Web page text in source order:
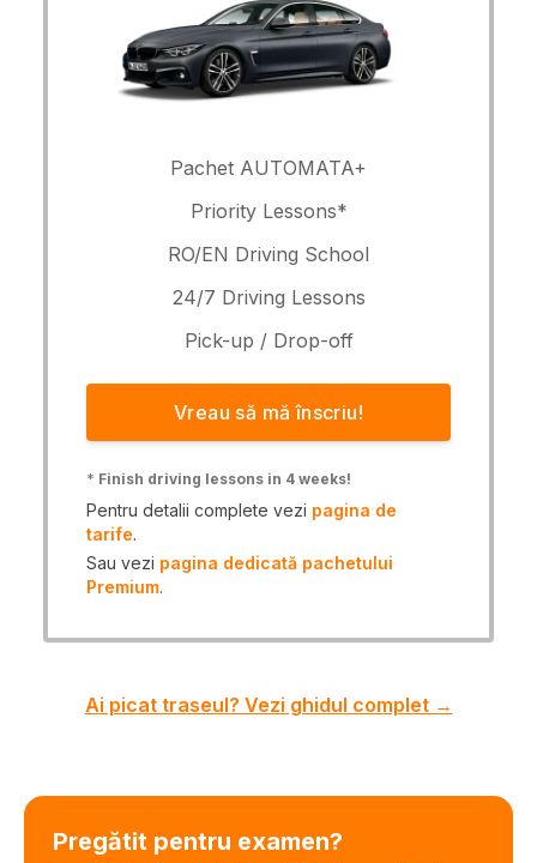
Pachet AUTOMATA+
Priority Lessons*
RO/EN Driving School
24/7 Driving Lessons
Pick-up / Drop-off
Vreau să mă înscriu!
* Finish driving lessons in 4 weeks!
Pentru detalii complete vezi pagina de
tarife.
Sau vezi pagina dedicată pachetului
Premium.
Ai picat traseul? Vezi ghidul complet →
Pregătit pentru examen?